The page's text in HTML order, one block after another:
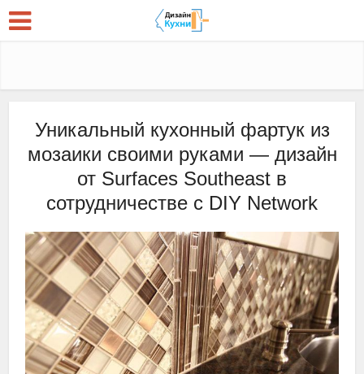
Уникальный кухонный фартук из
мозаики своими руками — дизайн
от Surfaces Southeast в
сотрудничестве с DIY Network